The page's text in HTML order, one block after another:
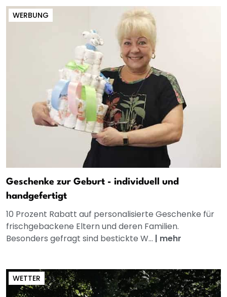
WERBUNG
Geschenke zur Geburt - individuell und
handgefertigt
10 Prozent Rabatt auf personalisierte Geschenke für
frischgebackene Eltern und deren Familien.
Besonders gefragt sind bestickte W... | mehr
WETTER